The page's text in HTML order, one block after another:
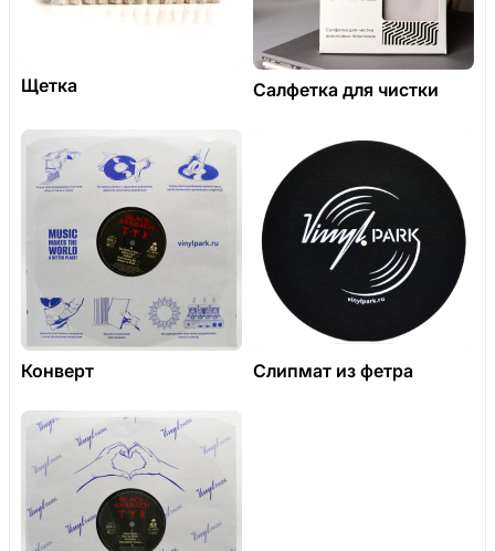
Щетка Салфетка для чистки
Конверт Слипмат из фетра